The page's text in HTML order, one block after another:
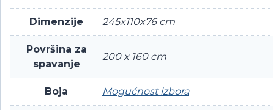
Dimenzije 245x110x76 cm
Površina za
spavanje
200 x 160 cm
Boja Mogućnost izbora